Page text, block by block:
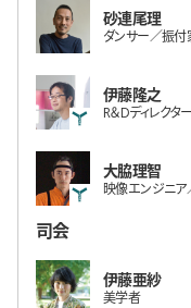
砂連尾理
ダンサー／振付
伊藤隆之
R＆Dディレクター
大脇理智
映像エンジニア
司会
伊藤亜紗
美学者